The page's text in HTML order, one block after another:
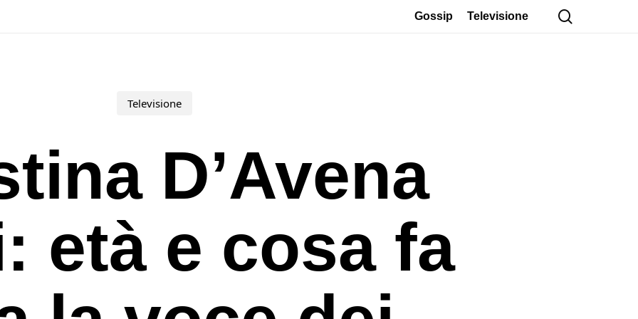
Gossip Televisione
Televisione
D’Avena
età e cosa fa